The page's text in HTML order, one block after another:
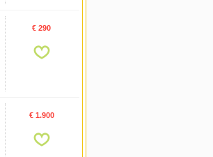
€ 290
€ 1.900